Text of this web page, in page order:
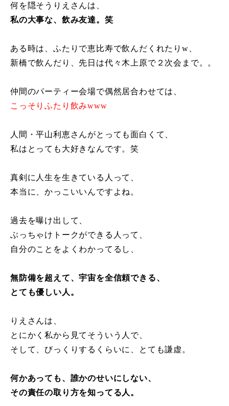
何を隠そうりえさんは、
私の大事な、飲み友達。笑
ある時は、ふたりで恵比寿で飲んだくれたりw、
新橋で飲んだり、先日は代々木上原で２次会まで。。
仲間のパーティー会場で偶然居合わせては、
こっそりふたり飲みwww
人間・平山利恵さんがとっても面白くて、
私はとっても大好きなんです。笑
真剣に人生を生きている人って、
本当に、かっこいいんですよね。
過去を曝け出して、
ぶっちゃけトークができる人って、
自分のことをよくわかってるし、
無防備を超えて、宇宙を全信頼できる、
とても優しい人。
りえさんは、
とにかく私から見てそういう人で、
そして、びっくりするくらいに、とても謙虚。
何かあっても、誰かのせいにしない、
その責任の取り方を知ってる人。